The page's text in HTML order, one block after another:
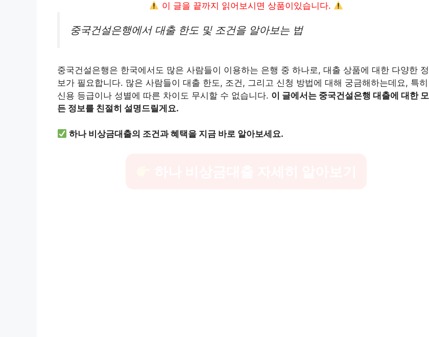
이 글을 끝까지 읽어보시면 상품이있습니다.
중국건설은행에서 대출 한도 및 조건을 알아보는 법
중국건설은행은 한국에서도 많은 사람들이 이용하는 은행 중 하나로, 대출 상품에 대한 다양한 정
보가 필요합니다. 많은 사람들이 대출 한도, 조건, 그리고 신청 방법에 대해 궁금해하는데요, 특히
신용 등급이나 성별에 따른 차이도 무시할 수 없습니다. 이 글에서는 중국건설은행 대출에 대한 모
든 정보를 친절히 설명드릴게요.
하나 비상금대출의 조건과 혜택을 지금 바로 알아보세요.